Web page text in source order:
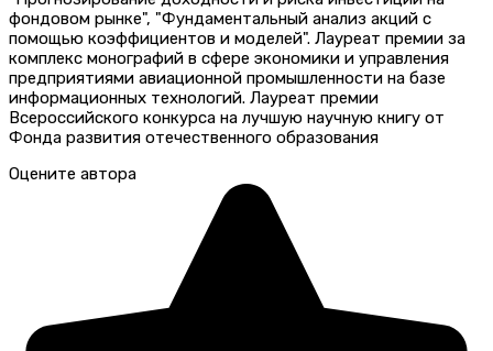
фондовом рынке", "Фундаментальный анализ акций с
помощью коэффициентов и моделей". Лауреат премии за
комплекс монографий в сфере экономики и управления
предприятиями авиационной промышленности на базе
информационных технологий. Лауреат премии
Всероссийского конкурса на лучшую научную книгу от
Фонда развития отечественного образования
Оцените автора